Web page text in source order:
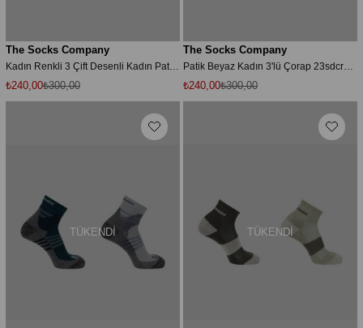
The Socks Company
Kadın Renkli 3 Çift Desenli Kadın Patik Çorap (167p) Çorap 23sdcr167p
₺240,00₺300,00
The Socks Company
Patik Beyaz Kadın 3'lü Çorap 23sdcr170p
₺240,00₺300,00
TÜKENDI TÜKENDI